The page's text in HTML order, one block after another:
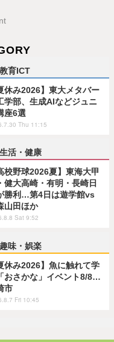
教育ICT
休み2026】東大メタバー
学部、生成AIなどジュニ
座6選
Thu 11:15
生活・健康
校野球2026夏】東海大甲
健大高崎・有明・長崎日
勝利…第4日は遊学館vs
山田ほか
Sat 9:52
趣味・娯楽
休み2026】魚に触れて学
おさかな」イベント8/8…
市
Fri 10:45